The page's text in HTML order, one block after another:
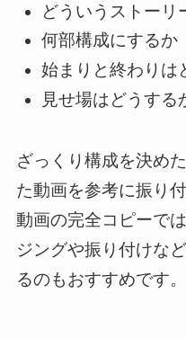
どういうストーリ
何部構成にするか
始まりと終わりは
見せ場はどうする
ざっくり構成を決め
た動画を参考に振り
動画の完全コピーで
ジングや振り付けな
るのもおすすめです。